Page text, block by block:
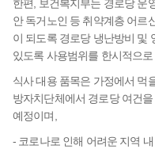
한편, 보건복지부는 경로당 운
안 독거노인 등 취약계층 어르
이 되도록 경로당 냉난방비 및
있도록 사용범위를 한시적으로
식사 대용 품목은 가정에서 먹
방자치단체에서 경로당 여건
예정이며,
- 코로나로 인해 어려운 지역